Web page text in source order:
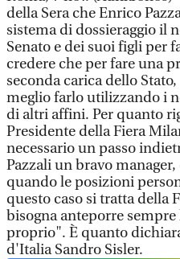
della Sera che Enrico
sistema di dossieraggio il
Senato e dei suoi figli per
credere che per fare una
seconda carica dello
meglio farlo utilizzando i
di altri affini. Per quanto
Presidente della Fiera
necessario un passo
Pazzali un bravo
quando le posizioni
questo caso si tratta della
bisogna anteporre
proprio". È quanto
d'Italia Sandro Sisler.